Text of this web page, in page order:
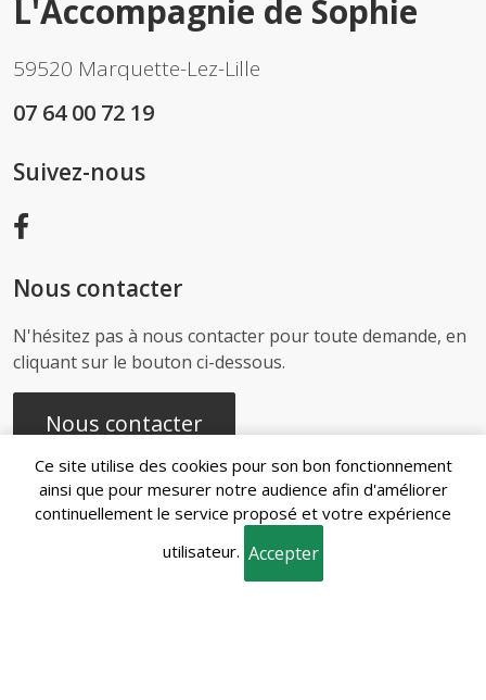
L'Accompagnie de Sophie
59520 Marquette-Lez-Lille
07 64 00 72 19
Suivez-nous
Nous contacter
N'hésitez pas à nous contacter pour toute demande, en
cliquant sur le bouton ci-dessous.
Nous contacter
Recherches
fréquentes
Ce site utilise des cookies pour son bon fonctionnement
ainsi que pour mesurer notre audience afin d'améliorer
continuellement le service proposé et votre expérience
utilisateur. Accepter